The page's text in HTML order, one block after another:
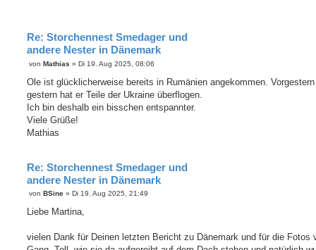
Re: Storchennest Smedager und
andere Nester in Dänemark
B
i
r
a
von Mathias » Di 19. Aug 2025, 08:06
Ole ist glücklicherweise bereits in Rumänien angekommen.
gestern hat er Teile der Ukraine überflogen.
Ich bin deshalb ein bisschen entspannter.
Viele Grüße!
Mathias
Re: Storchennest Smedager und
andere Nester in Dänemark
B
a
von BSine » Di 19. Aug 2025, 21:49
Liebe Martina,
vielen Dank für Deinen letzten Bericht zu Dänemark und für die Fotos